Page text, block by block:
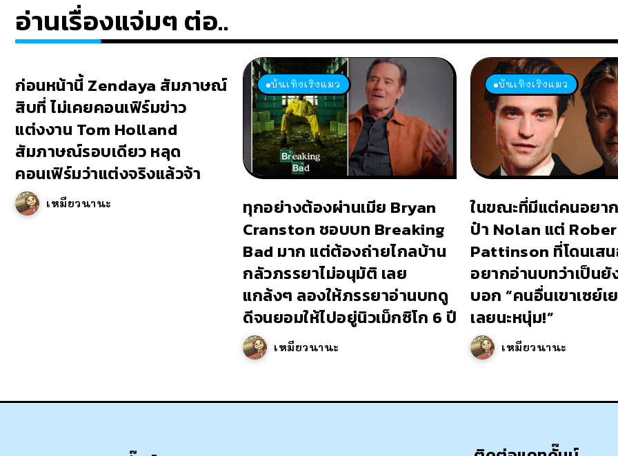
อ่านเรื่องแจ่มๆ ต่อ..
ก่อนหน้านี้ Zendaya สัมภาษณ์
สิบที่ ไม่เคยคอนเฟิร์มข่าว
แต่งงาน Tom Holland
สัมภาษณ์รอบเดียว หลุด
คอนเฟิร์มว่าแต่งจริงแล้วจ้า
เหมียวนานะ
บันเทิงเริงแมว
ทุกอย่างต้องผ่านเมีย Bryan
Cranston ชอบบท Breaking
Bad มาก แต่ต้องถ่ายไกลบ้าน
กลัวภรรยาไม่อนุมัติ เลย
แกล้งๆ ลองให้ภรรยาอ่านบทดู
ดีจนยอมให้ไปอยู่นิวเม็กซิโก 6 ปี
เหมียวนานะ
บันเทิงเริงแมว
ในขณะที่มีแต่คนอยา
ป๋า Nolan แต่
Pattinson ที่โดนเสน
อยากอ่านบทว่าเป็นยั
บอก “คนอื่นเขาเซย์
เลยนะหนุ่ม!”
เหมียวนานะ